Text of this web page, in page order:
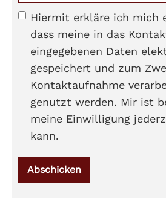
Hiermit erkläre ich mich
dass meine in das
eingegebenen Daten
gespeichert und zum
Kontaktaufnahme
genutzt werden. Mir ist
meine Einwilligung
kann.